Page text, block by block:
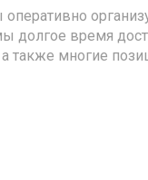
долгое время
также многие